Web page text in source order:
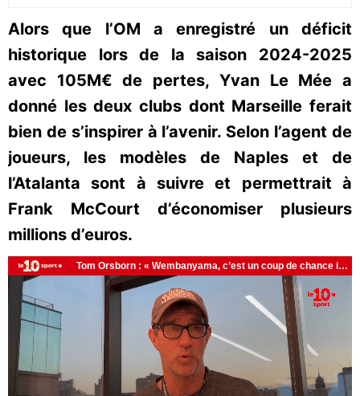
Alors que l’OM a enregistré un déficit
historique lors de la saison 2024-2025
avec 105M€ de pertes, Yvan Le Mée a
donné les deux clubs dont Marseille ferait
bien de s’inspirer à l’avenir. Selon l’agent de
joueurs, les modèles de Naples et de
l’Atalanta sont à suivre et permettrait à
Frank McCourt d’économiser plusieurs
millions d’euros.